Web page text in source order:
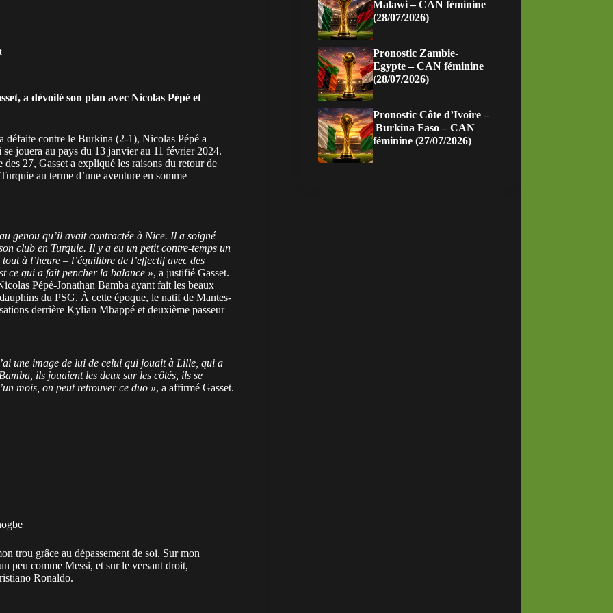
a dévoilé son plan avec Nicolas Pépé et
défaite contre le Burkina (2-1), Nicolas Pépé a
jouera au pays du 13 janvier au 11 février 2024.
des 27, Gasset a expliqué les raisons du retour de
au terme d’une aventure en somme
genou qu’il avait contractée à Nice. Il a soigné
club en Turquie. Il y a eu un petit contre-temps un
à l’heure – l’équilibre de l’effectif avec des
ce qui a fait pencher la balance », a justifié Gasset.
Pépé-Jonathan Bamba ayant fait les beaux
du PSG. À cette époque, le natif de Mantes-
derrière Kylian Mbappé et deuxième passeur
une image de lui de celui qui jouait à Lille, qui a
ils jouaient les deux sur les côtés, ils se
mois, on peut retrouver ce duo », a affirmé Gasset.
trou grâce au dépassement de soi. Sur mon
peu comme Messi, et sur le versant droit,
Ronaldo.
Malawi – CAN féminine
(28/07/2026)
Pronostic Zambie-
Egypte – CAN féminine
(28/07/2026)
Pronostic Côte d’Ivoire –
Burkina Faso – CAN
féminine (27/07/2026)